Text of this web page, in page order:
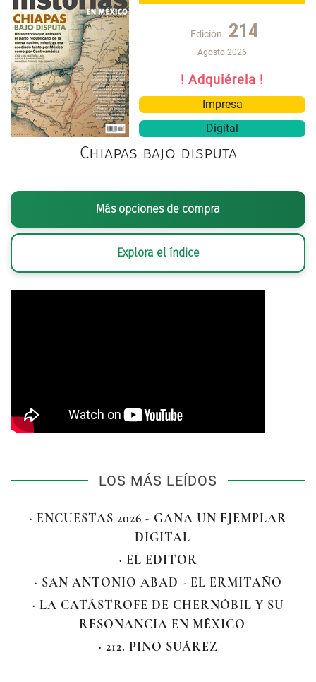
Edición 214
Agosto 2026
! Adquiérela !
Impresa
Digital
Chiapas bajo disputa
Más opciones de compra
Explora el índice
LOS MÁS LEÍDOS
· ENCUESTAS 2026 - GANA UN EJEMPLAR
DIGITAL
· EL EDITOR
· SAN ANTONIO ABAD - EL ERMITAÑO
· LA CATÁSTROFE DE CHERNÓBIL Y SU
RESONANCIA EN MÉXICO
· 212. PINO SUÁREZ